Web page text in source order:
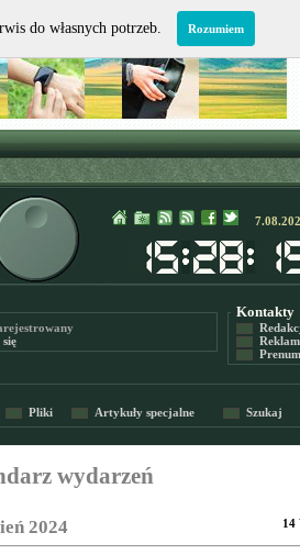
Kontakty
Pliki Artykuły specjalne Szukaj
wydarzeń
2024 14
do własnych potrzeb. Rozumiem